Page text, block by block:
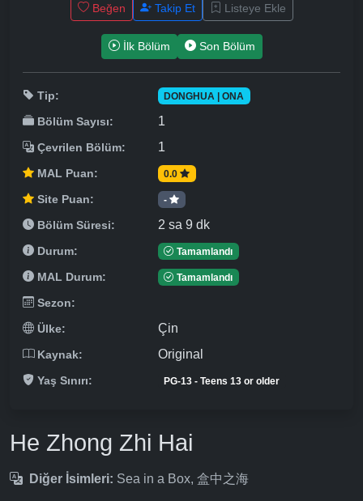
Beğen Takip Et Listeye Ekle
İlk Bölüm Son Bölüm
Tip: DONGHUA | ONA
Bölüm Sayısı: 1
Çevrilen Bölüm: 1
MAL Puan: 0.0
Site Puan: -
Bölüm Süresi: 2 sa 9 dk
Durum: Tamamlandı
MAL Durum: Tamamlandı
Sezon:
Ülke:
Çin
Kaynak: Original
Yaş Sınırı: PG-13 - Teens 13 or older
He Zhong Zhi Hai
Diğer İsimleri: Sea in a Box, 盒中之海